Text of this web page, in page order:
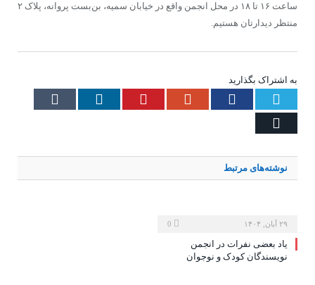
ساعت ۱۶ تا ۱۸ در محل انجمن واقع در خیابان سمیه، بن‌بست پروانه، پلاک ۲
منتظر دیدارتان هستیم.
به اشتراک بگذارید
Twitter
Facebook
Google+
Pinterest
LinkedIn
نوشته‌های مرتبط
۲۹ آبان, ۱۴۰۴
یاد بعضی نفرات در انجمن
نویسندگان کودک و نوجوان